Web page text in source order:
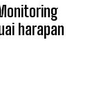
harapan